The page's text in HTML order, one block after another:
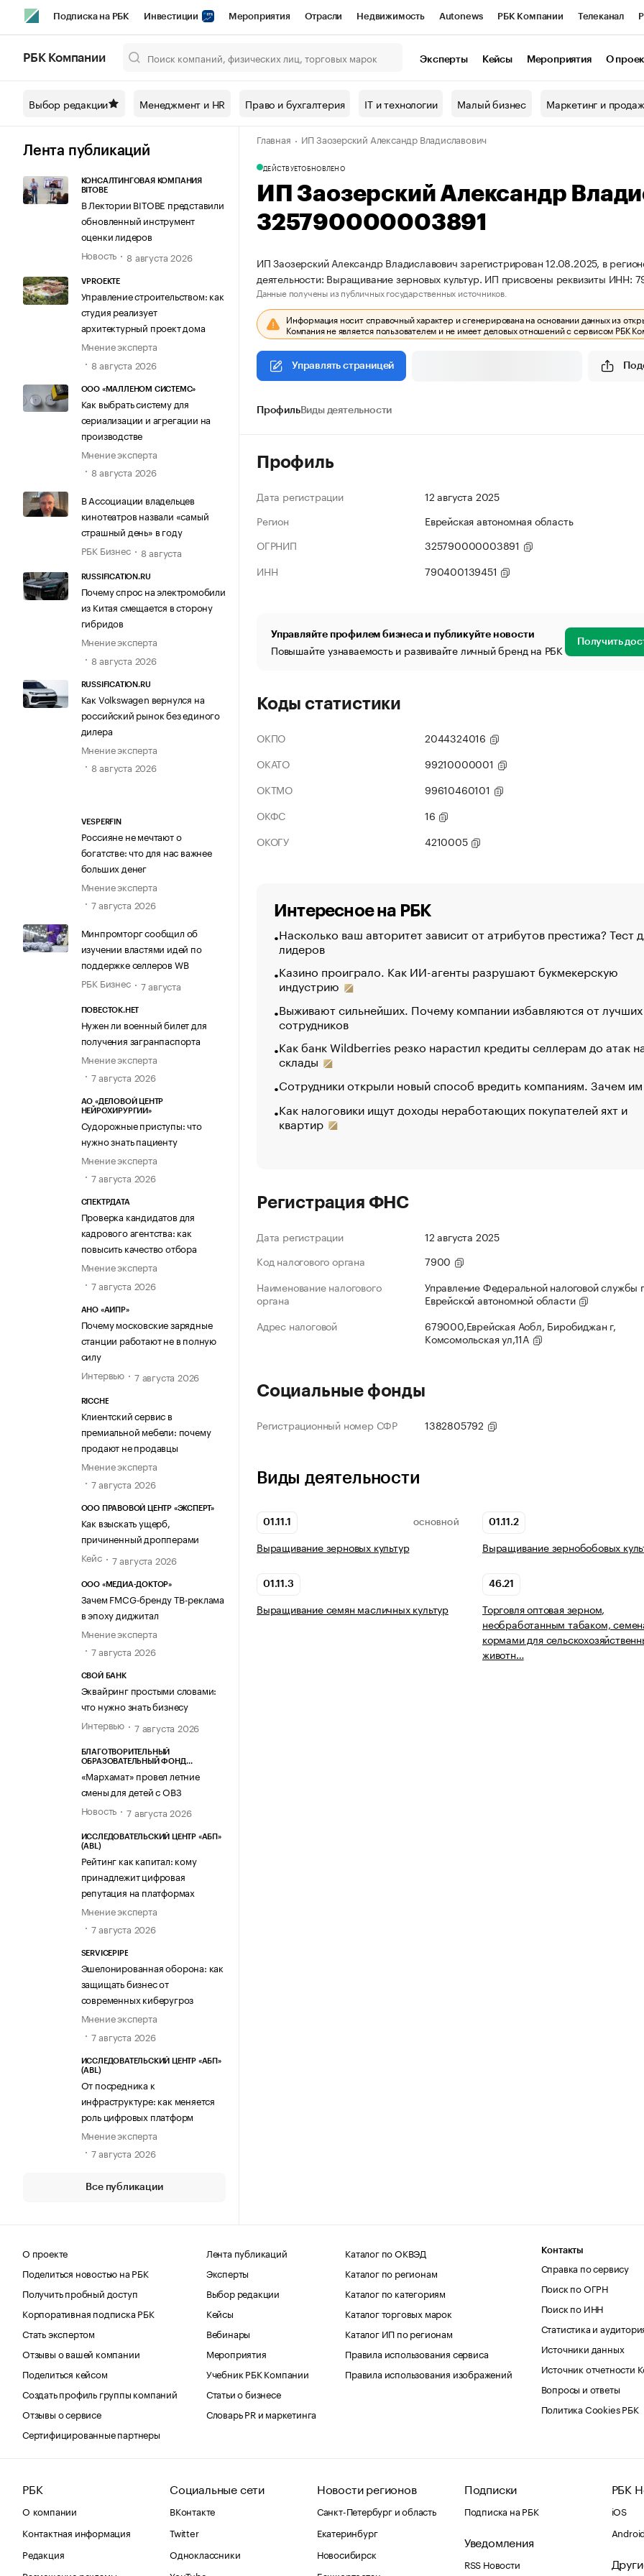
Подписка на РБК Инвестиции Мероприятия Отрасли Недвижимость Autonews РБК Компании Телеканал
Спецпроекты СПб Конференции СПб Спецпроекты Проверка контрагентов
Технологии и медиа Рынок наличной валюты
РБК Компании Эксперты Кейсы Мероприятия О
Выбор редакции Менеджмент и HR Право и бухгалтерия IT и технологии Малый бизнес Маркетинг и
Лента публикаций
КОНСАЛТИНГОВАЯ КОМПАНИЯ
BITOBE
В Лектории BITOBE представили
обновленный инструмент
оценки лидеров
Новость
8 августа 2026
VPROEKTE
Управление строительством: как
студия реализует
архитектурный проект дома
Мнение эксперта
8 августа 2026
ООО «МАЛЛЕНОМ СИСТЕМС»
Как выбрать систему для
сериализации и агрегации на
производстве
Мнение эксперта
8 августа 2026
В Ассоциации владельцев
кинотеатров назвали «самый
страшный день» в году
РБК Бизнес
8 августа
RUSSIFICATION.RU
Почему спрос на электромобили
из Китая смещается в сторону
гибридов
Мнение эксперта
8 августа 2026
RUSSIFICATION.RU
Как Volkswagen вернулся на
российский рынок без единого
дилера
Мнение эксперта
8 августа 2026
VESPERFIN
Россияне не мечтают о
богатстве: что для нас важнее
больших денег
Мнение эксперта
7 августа 2026
Минпромторг сообщил об
изучении властями идей по
поддержке селлеров WB
РБК Бизнес
7 августа
ПОВЕСТОК.НЕТ
Нужен ли военный билет для
получения загранпаспорта
Мнение эксперта
7 августа 2026
АО «ДЕЛОВОЙ ЦЕНТР
НЕЙРОХИРУРГИИ»
Судорожные приступы: что
нужно знать пациенту
Мнение эксперта
7 августа 2026
СПЕКТРДАТА
Проверка кандидатов для
кадрового агентства: как
повысить качество отбора
Мнение эксперта
7 августа 2026
АНО «АИПР»
Почему московские зарядные
станции работают не в полную
силу
Интервью
7 августа 2026
RICCHE
Клиентский сервис в
премиальной мебели: почему
продают не продавцы
Мнение эксперта
7 августа 2026
ООО ПРАВОВОЙ ЦЕНТР «ЭКСПЕРТ»
Как взыскать ущерб,
причиненный дропперами
Кейс
7 августа 2026
ООО «МЕДИА-ДОКТОР»
Зачем FMCG-бренду ТВ-реклама
в эпоху диджитал
Мнение эксперта
7 августа 2026
СВОЙ БАНК
Эквайринг простыми словами:
что нужно знать бизнесу
Интервью
7 августа 2026
БЛАГОТВОРИТЕЛЬНЫЙ
ОБРАЗОВАТЕЛЬНЫЙ ФОНД
«Мархамат» провел летние
смены для детей с ОВЗ
Новость
7 августа 2026
ИССЛЕДОВАТЕЛЬСКИЙ ЦЕНТР «АБП»
(ABL)
Рейтинг как капитал: кому
принадлежит цифровая
репутация на платформах
Мнение эксперта
7 августа 2026
SERVICEPIPE
Эшелонированная оборона: как
защищать бизнес от
современных киберугроз
Мнение эксперта
7 августа 2026
ИССЛЕДОВАТЕЛЬСКИЙ ЦЕНТР «АБП»
(ABL)
От посредника к
инфраструктуре: как меняется
роль цифровых платформ
Мнение эксперта
7 августа 2026
Все публикации
Главная ИП Заозерский Александр Владиславович
ДЕЙСТВУЕТОБНОВЛЕНО
ИП Заозерский Александр
325790000003891
ИП Заозерский Александр Владиславович зарегистрирован 12.08.2025, в
деятельности: Выращивание зерновых культур. ИП присвоены реквизиты
Данные получены из публичных государственных источников.
Информация носит справочный характер и сгенерирована на основании данных из
Компания не является пользователем и не имеет деловых отношений с сервисом РБК
Управлять страницей
ПрофильВиды деятельности
Профиль
Дата регистрации
12 августа 2025
Регион
Еврейская автономная область
ОГРНИП
325790000003891
ИНН
790400139451
Управляйте профилем бизнеса и публикуйте новости
Повышайте узнаваемость и развивайте личный бренд на РБК Получить
Коды статистики
ОКПО
2044324016
ОКАТО
99210000001
ОКТМО
99610460101
ОКФС
16
ОКОГУ
4210005
Интересное на РБК
Насколько ваш авторитет зависит от атрибутов престижа? Тест
лидеров
Казино проиграло. Как ИИ-агенты разрушают букмекерскую
индустрию
Выживают сильнейших. Почему компании избавляются от лучших
сотрудников
Как банк Wildberries резко нарастил кредиты селлерам до атак
склады
Сотрудники открыли новый способ вредить компаниям. Зачем
Как налоговики ищут доходы неработающих покупателей яхт и
квартир
Регистрация ФНС
Дата регистрации
12 августа 2025
Код налогового органа
7900
Наименование налогового
органа
Управление Федеральной налоговой службы
Еврейской автономной области
Адрес налоговой
679000,Еврейская Аобл, Биробиджан г,
Комсомольская ул,11А
Социальные фонды
Регистрационный номер СФР 1382805792
Виды деятельности
01.11.1 ОСНОВНОЙ
Выращивание зерновых культур
01.11.2
Выращивание зернобобовых
01.11.3
Выращивание семян масличных культур
46.21
Торговля оптовая зерном,
необработанным табаком,
кормами для
животн…
О проекте
Поделиться новостью на РБК
Получить пробный доступ
Корпоративная подписка РБК
Стать экспертом
Отзывы о вашей компании
Поделиться кейсом
Создать профиль группы компаний
Отзывы о сервисе
Сертифицированные партнеры
Лента публикаций
Эксперты
Выбор редакции
Кейсы
Вебинары
Мероприятия
Учебник РБК Компании
Статьи о бизнесе
Словарь PR и маркетинга
Каталог по ОКВЭД
Каталог по регионам
Каталог по категориям
Каталог торговых марок
Каталог ИП по регионам
Правила использования сервиса
Правила использования изображений
Контакты
Справка по сервису
Поиск по ОГРН
Поиск по ИНН
Статистика и
Источники данных
Источник отчетности
Вопросы и ответы
Политика Cookies РБК
РБК
О компании
Контактная информация
Редакция
Социальные сети
ВКонтакте
Twitter
Одноклассники
Новости регионов
Санкт-Петербург и область
Екатеринбург
Новосибирск
Подписки
Подписка на РБК
Уведомления
RSS Новости
РБК
iOS